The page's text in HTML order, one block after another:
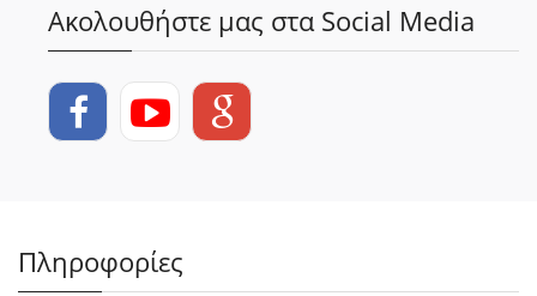
Ακολουθήστε μας στα Social Media
Πληροφορίες